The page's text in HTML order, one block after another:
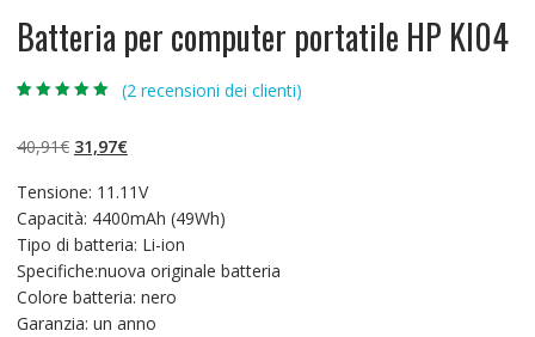
Batteria per computer portatile HP KI04
base di
recensioni
(2 recensioni dei clienti)
40,91€ Il
originale
era:
40,91€.
31,97€Il
attuale
è:
31,97€.
Tensione: 11.11V
Capacità: 4400mAh (49Wh)
Tipo di batteria: Li-ion
Specifiche:nuova originale batteria
Colore batteria: nero
Garanzia: un anno